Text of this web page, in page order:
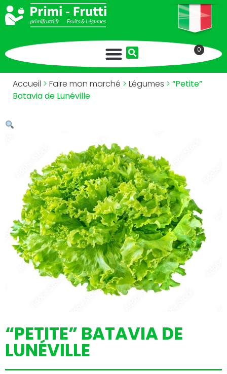
0
Accueil > Faire mon marché > Légumes > “Petite”
Batavia de Lunéville
“PETITE” BATAVIA DE
LUNÉVILLE